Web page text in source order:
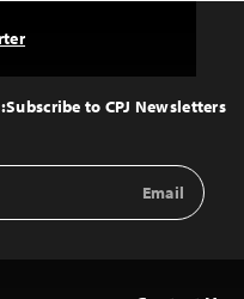
Top
Subscribe to CPJ Newsletters:
Email
Address